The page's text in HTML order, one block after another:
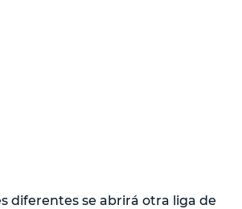
diferentes se abrirá otra liga de